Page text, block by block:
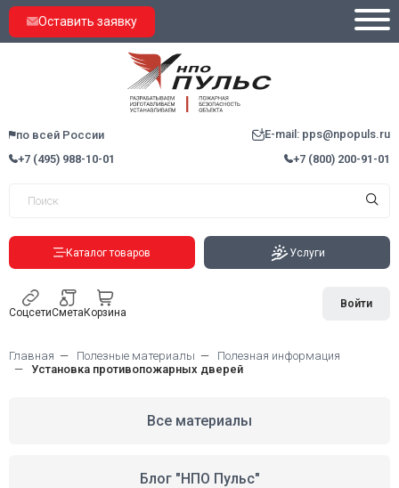
Оставить заявку
по всей России
E-mail: pps@npopuls.ru
+7 (495) 988-10-01
+7 (800) 200-91-01
Каталог товаров Услуги
СоцсетиСметаКорзина
Войти
Главная Полезные материалы
Полезная информация
Установка противопожарных дверей
Все материалы
Блог "НПО Пульс"